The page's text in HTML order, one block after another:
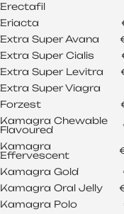
Erectafil
Eriacta
Extra Super Avana
Extra Super Cialis
Extra Super Levitra
Extra Super Viagra
Forzest
Kamagra Chewable
Flavoured
Kamagra
Effervescent
Kamagra Gold
Kamagra Oral Jelly
Kamagra Polo